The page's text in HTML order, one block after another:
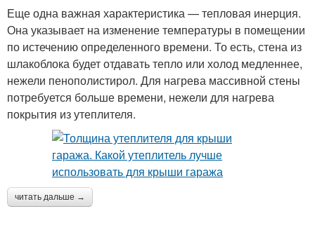
Еще одна важная характеристика — тепловая инерция.
Она указывает на изменение температуры в помещении
по истечению определенного времени. То есть, стена из
шлакоблока будет отдавать тепло или холод медленнее,
нежели пенополистирол. Для нагрева массивной стены
потребуется больше времени, нежели для нагрева
покрытия из утеплителя.
читать дальше →